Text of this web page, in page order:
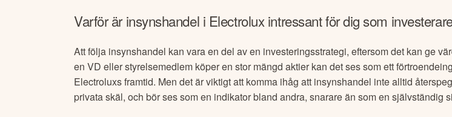
Varför är insynshandel i Electroluxintressant för dig som
Att följa insynshandel kan vara en del av en investeringsstrategi, eftersom det kan ge
en VD eller styrelsemedlem köper en stor mängd aktier kan det ses som ett
Electroluxs framtid. Men det är viktigt att komma ihåg att insynshandel inte alltid
privata skäl, och bör ses som en indikator bland andra, snarare än som en självständig